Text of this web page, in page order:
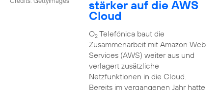
stärker auf die AWS
Cloud
O2Telefónica baut die
Zusammenarbeit mit Amazon Web
Services (AWS) weiter aus und
verlagert zusätzliche
Netzfunktionen in die Cloud.
Bereits im vergangenen Jahr hatte